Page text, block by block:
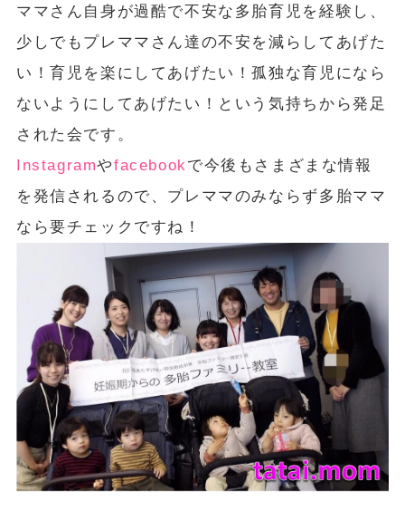
ママさん自身が過酷で不安な多胎育児を経験し、
少しでもプレママさん達の不安を減らしてあげた
い！育児を楽にしてあげたい！孤独な育児になら
ないようにしてあげたい！という気持ちから発足
された会です。
Instagramやfacebookで今後もさまざまな情報
を発信されるので、プレママのみならず多胎ママ
なら要チェックですね！